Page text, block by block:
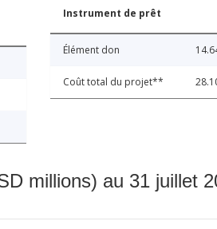
Instrument de prêt
Élément don
Coût total du projet**
millions) au 31 juillet